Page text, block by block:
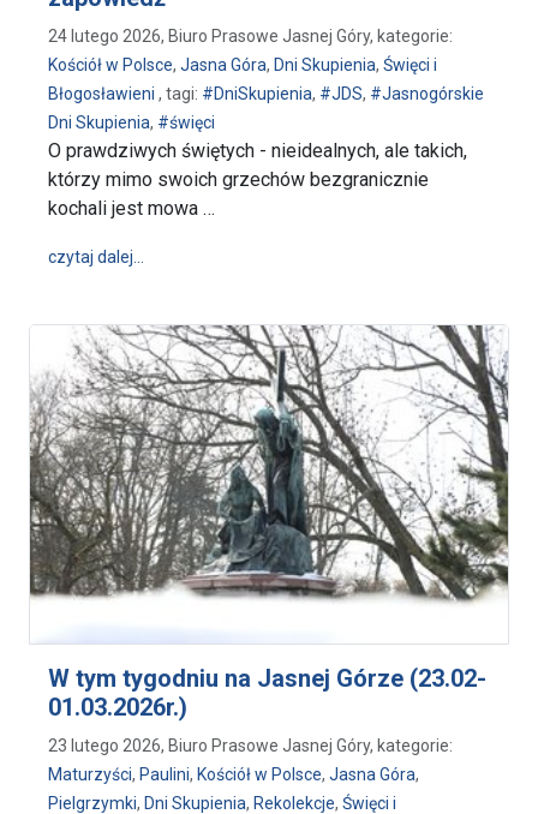
24 lutego 2026, Biuro Prasowe Jasnej Góry, kategorie:
Kościół w Polsce, Jasna Góra, Dni Skupienia, Święci i
Błogosławieni , tagi: #DniSkupienia, #JDS, #Jasnogórskie
Dni Skupienia, #święci
O prawdziwych świętych - nieidealnych, ale takich,
którzy mimo swoich grzechów bezgranicznie
kochali jest mowa …
czytaj dalej…
W tym tygodniu na Jasnej Górze (23.02-
01.03.2026r.)
23 lutego 2026, Biuro Prasowe Jasnej Góry, kategorie:
Maturzyści, Paulini, Kościół w Polsce, Jasna Góra,
Pielgrzymki, Dni Skupienia, Rekolekcje, Święci i